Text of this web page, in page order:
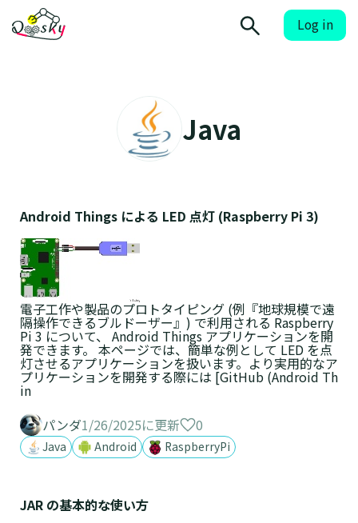
Log in
Java
Android Things による LED 点灯 (Raspberry Pi 3)
電子工作や製品のプロトタイピング (例『地球規模で遠
隔操作できるブルドーザー』) で利用される Raspberry
Pi 3 について、 Android Things アプリケーションを開
発できます。 本ページでは、簡単な例として LED を点
灯させるアプリケーションを扱います。より実用的なア
プリケーションを開発する際には [GitHub (Android Th
in
パンダ1/26/2025に更新 0
Java Android RaspberryPi
JAR の基本的な使い方